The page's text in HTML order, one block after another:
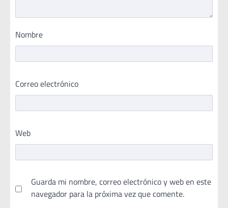
Nombre
Correo electrónico
Web
Guarda mi nombre, correo electrónico y web en este
navegador para la próxima vez que comente.